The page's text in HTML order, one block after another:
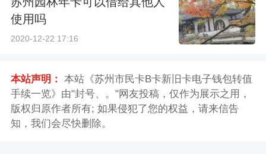
使用吗
2020-12-22 17:16
本站声明： 本站《苏州市民卡B卡新旧卡电子钱包转值
手续一览》由"封号、。"网友投稿，仅作为展示之用，
版权归原作者所有; 如果侵犯了您的权益，请来信告
知，我们会尽快删除。